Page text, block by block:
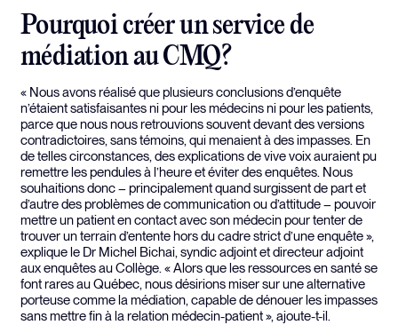
Pourquoi créer un service de
médiation au CMQ?
« Nous avons réalisé que plusieurs conclusions d’enquête
n’étaient satisfaisantes ni pour les médecins ni pour les patients,
parce que nous nous retrouvions souvent devant des versions
contradictoires, sans témoins, qui menaient à des impasses. En
de telles circonstances, des explications de vive voix auraient pu
remettre les pendules à l’heure et éviter des enquêtes. Nous
souhaitions donc – principalement quand surgissent de part et
d’autre des problèmes de communication ou d’attitude – pouvoir
mettre un patient en contact avec son médecin pour tenter de
trouver un terrain d’entente hors du cadre strict d’une enquête »,
explique le Dr Michel Bichai, syndic adjoint et directeur adjoint
aux enquêtes au Collège. « Alors que les ressources en santé se
font rares au Québec, nous désirions miser sur une alternative
porteuse comme la médiation, capable de dénouer les impasses
sans mettre fin à la relation médecin-patient », ajoute-t-il.